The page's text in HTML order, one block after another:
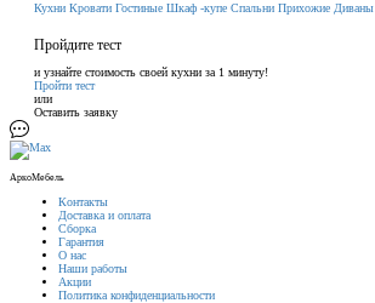
Кухни Кровати Гостиные Шкаф -купе Спальни Прихожие Диваны
Пройдите тест
и узнайте стоимость своей кухни за 1 минуту!
Пройти тест
или
Оставить заявку
АркоМебель
Контакты
Доставка и оплата
Сборка
Гарантия
О нас
Наши работы
Акции
Политика конфиденциальности